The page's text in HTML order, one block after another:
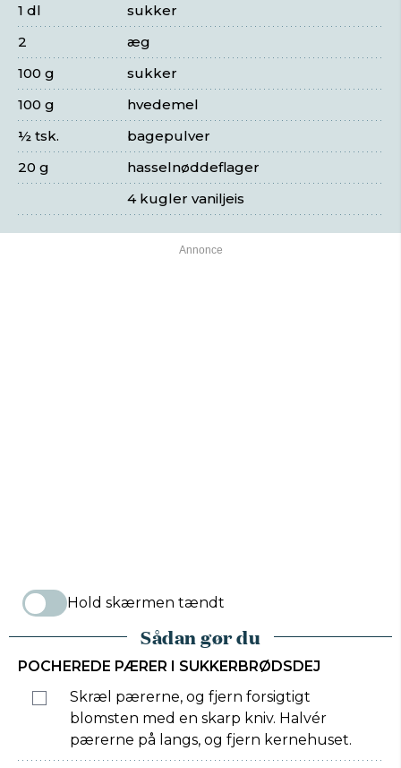
sukker
1 dl
æg
2
sukker
100 g
hvedemel
100 g
bagepulver
½ tsk.
hasselnøddeflager
20 g
4 kugler vaniljeis
Hold skærmen tændt
Sådan gør du
POCHEREDE PÆRER I SUKKERBRØDSDEJ
Skræl pærerne, og fjern forsigtigt
blomsten med en skarp kniv. Halvér
pærerne på langs, og fjern kernehuset.